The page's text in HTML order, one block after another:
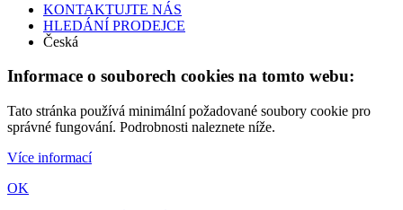
KONTAKTUJTE NÁS
HLEDÁNÍ PRODEJCE
Česká
Informace o souborech cookies na tomto webu:
Tato stránka používá minimální požadované soubory cookie pro
správné fungování. Podrobnosti naleznete níže.
Více informací
OK